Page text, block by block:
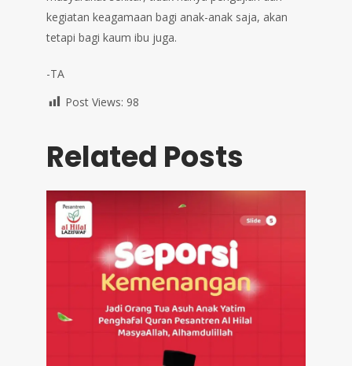
kegiatan keagamaan bagi anak-anak saja, akan
tetapi bagi kaum ibu juga.
-TA
Post Views: 98
Related Posts